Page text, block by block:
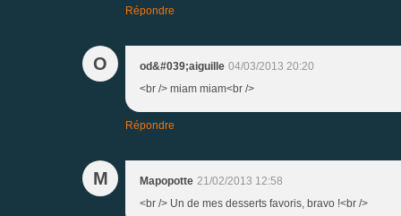
Répondre
O od&#039;aiguille 04/03/2013 20:20
<br /> miam miam<br />
Répondre
M Mapopotte 21/02/2013 12:58
<br /> Un de mes desserts favoris, bravo !<br />